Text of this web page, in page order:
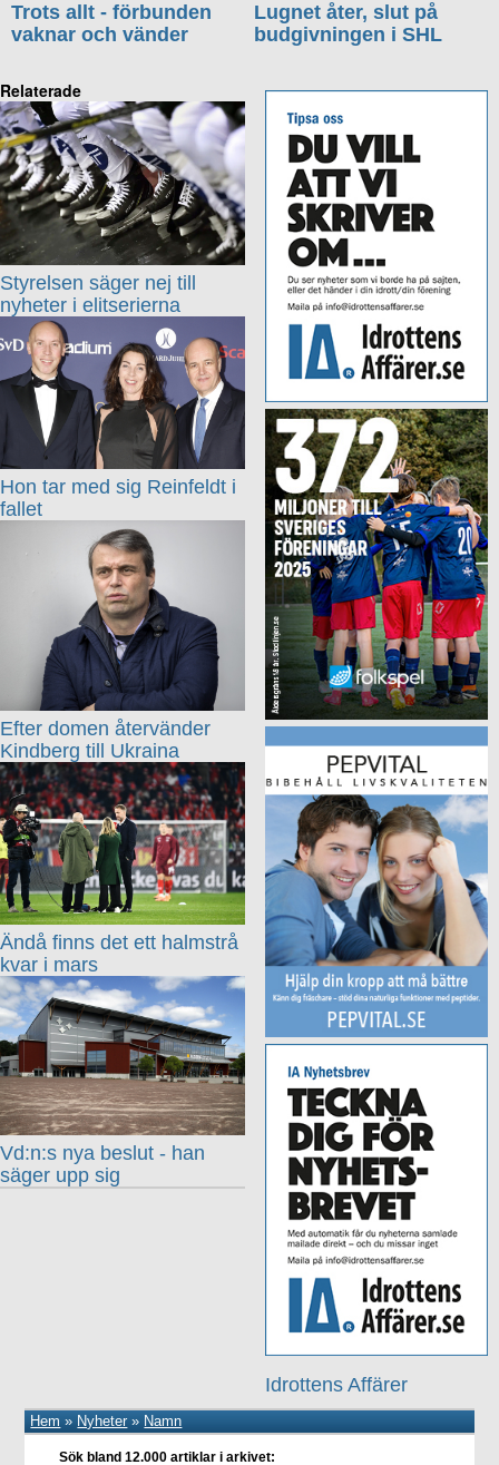
Trots allt - förbunden
vaknar och vänder
Lugnet åter, slut på
budgivningen i SHL
Idrottens Affärer
Relaterade
Styrelsen säger nej till
nyheter i elitserierna
Hon tar med sig Reinfeldt i
fallet
Efter domen återvänder
Kindberg till Ukraina
Ändå finns det ett halmstrå
kvar i mars
Vd:n:s nya beslut - han
säger upp sig
Hem » Nyheter» Namn
Sök bland 12.000 artiklar i arkivet: